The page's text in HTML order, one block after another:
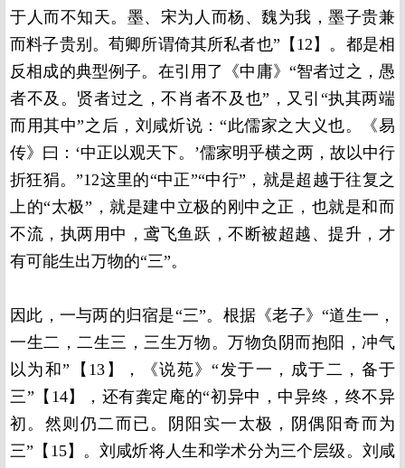
于人而不知天。墨、宋为人而杨、魏为我，墨子贵兼
而料子贵别。荀卿所谓倚其所私者也”【12】。都是相
反相成的典型例子。在引用了《中庸》“智者过之，愚
者不及。贤者过之，不肖者不及也”，又引“执其两端
而用其中”之后，刘咸炘说：“此儒家之大义也。《易
传》曰：‘中正以观天下。’儒家明乎横之两，故以中行
折狂狷。”12这里的“中正”“中行”，就是超越于往复之
上的“太极”，就是建中立极的刚中之正，也就是和而
不流，执两用中，鸢飞鱼跃，不断被超越、提升，才
有可能生出万物的“三”。
因此，一与两的归宿是“三”。根据《老子》“道生一，
一生二，二生三，三生万物。万物负阴而抱阳，冲气
以为和”【13】，《说苑》“发于一，成于二，备于
三”【14】，还有龚定庵的“初异中，中异终，终不异
初。然则仍二而已。阴阳实一太极，阴偶阳奇而为
三”【15】。刘咸炘将人生和学术分为三个层级。刘咸